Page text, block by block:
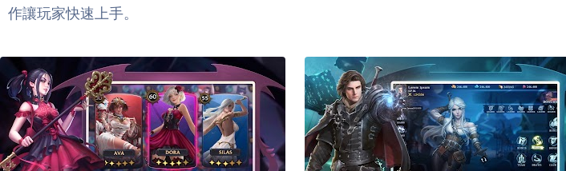
作讓玩家快速上手。